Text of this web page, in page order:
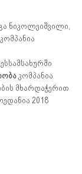
ნიკოლეიშვილი,
კომპანია
მხარდაჭერით
2018